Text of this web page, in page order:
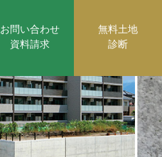
お問い合わせ
資料請求
無料土地
診断